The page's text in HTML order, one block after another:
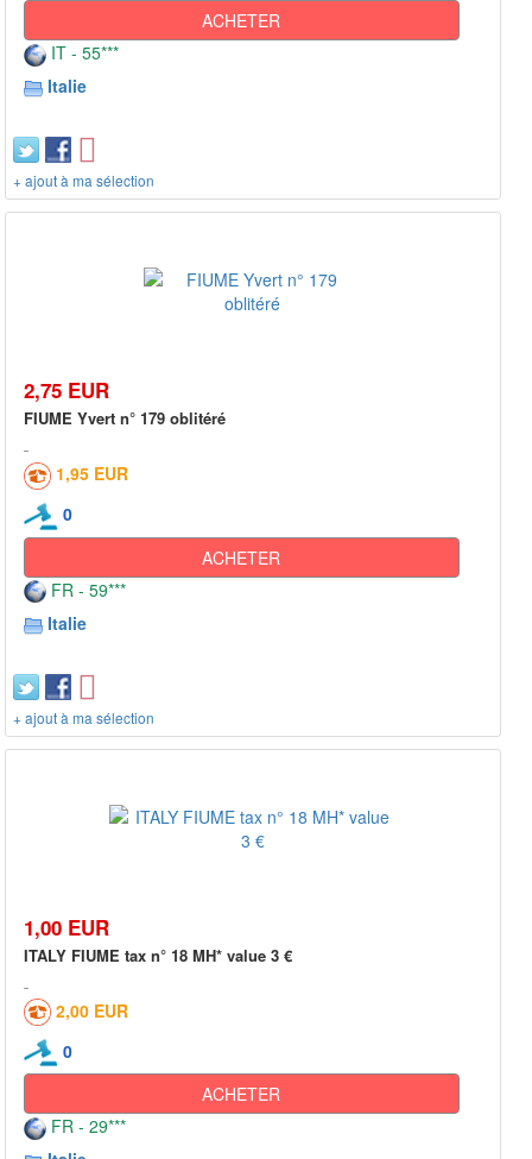
ACHETER
IT - 55***
Italie
+ ajout à ma sélection
2,75 EUR
FIUME Yvert n° 179 oblitéré
1,95 EUR
0
ACHETER
FR - 59***
Italie
+ ajout à ma sélection
1,00 EUR
ITALY FIUME tax n° 18 MH* value 3 €
2,00 EUR
0
ACHETER
FR - 29***